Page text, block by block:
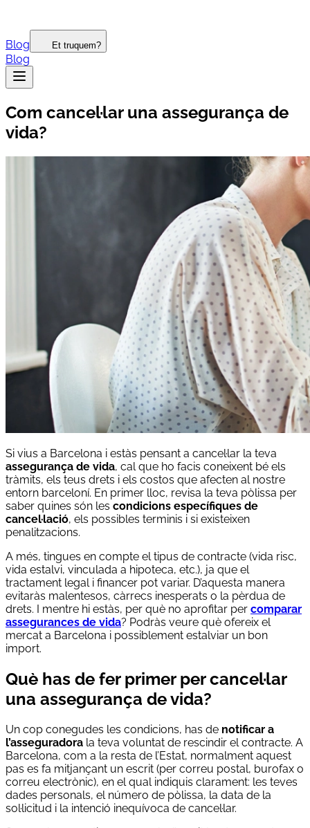
Blog Et truquem?
Blog
Com cancel·lar una assegurança de
vida?
Si vius a Barcelona i estàs pensant a cancel·lar la teva
assegurança de vida, cal que ho facis coneixent bé els
tràmits, els teus drets i els costos que afecten al nostre
entorn barceloní. En primer lloc, revisa la teva pòlissa per
saber quines són les condicions específiques de
cancel·lació, els possibles terminis i si existeixen
penalitzacions.
A més, tingues en compte el tipus de contracte (vida risc,
vida estalvi, vinculada a hipoteca, etc.), ja que el
tractament legal i financer pot variar. D’aquesta manera
evitaràs malentesos, càrrecs inesperats o la pèrdua de
drets. I mentre hi estàs, per què no aprofitar per comparar
assegurances de vida? Podràs veure què ofereix el
mercat a Barcelona i possiblement estalviar un bon
import.
Què has de fer primer per cancel·lar
una assegurança de vida?
Un cop conegudes les condicions, has de notificar a
l’asseguradora la teva voluntat de rescindir el contracte. A
Barcelona, com a la resta de l’Estat, normalment aquest
pas es fa mitjançant un escrit (per correu postal, burofax o
correu electrònic), en el qual indiquis clarament: les teves
dades personals, el número de pòlissa, la data de la
sol·licitud i la intenció inequívoca de cancel·lar.